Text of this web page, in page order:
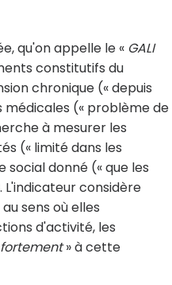
qu'on appelle le « GALI
constitutifs du
chronique (« depuis
médicales (« problème de
à mesurer les
(« limité dans les
donné (« que les
considère
sens où elles
d'activité, les
» à cette